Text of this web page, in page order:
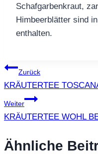
Schafgarbenkraut,
Himbeerblätter sind
enthalten.
Zurück
KRÄUTERTEE
Weiter
KRÄUTERTEE WOHL
Ähnliche